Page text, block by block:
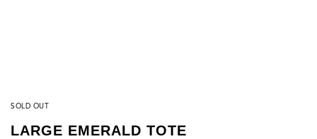
SOLD OUT
LARGE EMERALD TOTE